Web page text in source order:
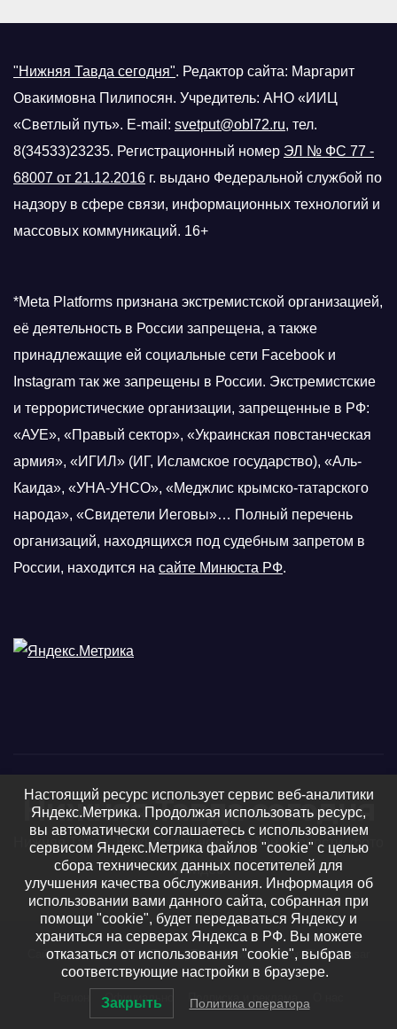
"Нижняя Тавда сегодня". Редактор сайта: Маргарит
Овакимовна Пилипосян. Учредитель: АНО «ИИЦ
«Светлый путь». E-mail: svetput@obl72.ru, тел.
8(34533)23235. Регистрационный номер ЭЛ № ФС 77 -
68007 от 21.12.2016 г. выдано Федеральной службой по
надзору в сфере связи, информационных технологий и
массовых коммуникаций. 16+
*Meta Platforms признана экстремистской организацией,
её деятельность в России запрещена, а также
принадлежащие ей социальные сети Facebook и
Instagram так же запрещены в России. Экстремистские
и террористические организации, запрещенные в РФ:
«АУЕ», «Правый сектор», «Украинская повстанческая
армия», «ИГИЛ» (ИГ, Исламское государство), «Аль-
Каида», «УНА-УНСО», «Меджлис крымско-татарского
народа», «Свидетели Иеговы»… Полный перечень
организаций, находящихся под судебным запретом в
России, находится на сайте Минюста РФ.
Нижняя Тавда сегодня
Нижняя Тавда, Нижнетавдинский район - новости, фото
и видео
Сайт работает на WordPress|Тема: Newsup, авторThemeansar
Официально Подписка и реклама
Настоящий ресурс использует сервис веб-аналитики
Яндекс.Метрика. Продолжая использовать ресурс,
вы автоматически соглашаетесь с использованием
сервисом Яндекс.Метрика файлов "cookie" с целью
сбора технических данных посетителей для
улучшения качества обслуживания. Информация об
использовании вами данного сайта, собранная при
помощи "cookie", будет передаваться Яндексу и
храниться на серверах Яндекса в РФ. Вы можете
отказаться от использования "cookie", выбрав
соответствующие настройки в браузере.
Закрыть Политика оператора